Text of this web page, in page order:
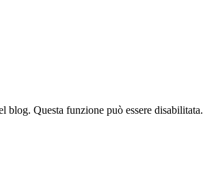
Questa funzione può essere disabilitata.